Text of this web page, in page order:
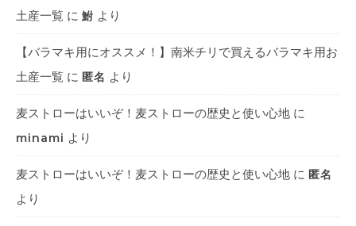
土産一覧 に 鮒 より
【バラマキ用にオススメ！】南米チリで買えるバラマキ用お
土産一覧 に 匿名 より
麦ストローはいいぞ！麦ストローの歴史と使い心地 に
minami より
麦ストローはいいぞ！麦ストローの歴史と使い心地 に 匿名
より